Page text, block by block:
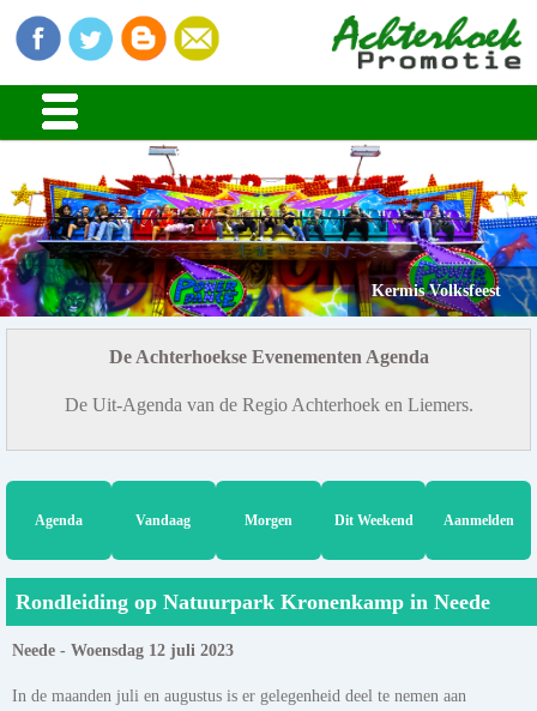
Kermis Volksfeest
De Achterhoekse Evenementen Agenda
De Uit-Agenda van de Regio Achterhoek en Liemers.
Agenda Vandaag Morgen Dit Weekend Aanmelden
Rondleiding op Natuurpark Kronenkamp in Neede
Neede - Woensdag 12 juli 2023
In de maanden juli en augustus is er gelegenheid deel te nemen aan